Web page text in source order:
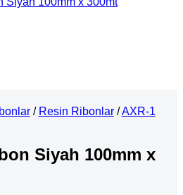
/ Resin Ribonlar / AXR-1
Siyah 100mm x